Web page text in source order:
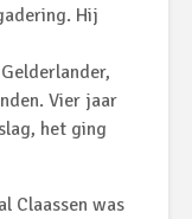
Hij
Vier jaar
het ging
Claassen was